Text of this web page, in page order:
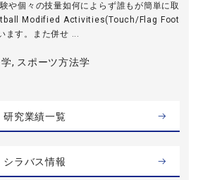
や個々の技量如何によらず誰もが簡単に取
Modified Activities(Touch/Flag Foot
ます。また併せ ...
学, スポーツ方法学
研究業績一覧
シラバス情報